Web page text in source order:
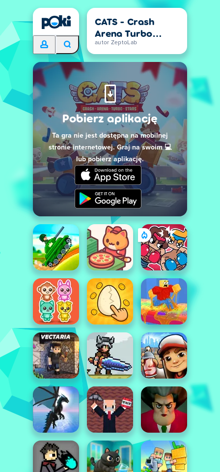
CATS - Crash
Arena Turbo
Stars
autor ZeptoLab
Pobierz aplikację
Ta gra nie jest dostępna na mobilnej
stronie internetowej. Graj na swoim 💻
lub pobierz aplikację.